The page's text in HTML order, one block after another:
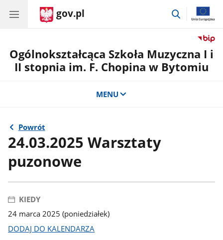
gov.pl
przejdź
Ogólnokształcąca Szkoła Muzyczna I i
II stopnia im. F. Chopina w Bytomiu
MENU
Powrót
24.03.2025 Warsztaty
puzonowe
KIEDY
24 marca 2025 (poniedziałek)
DODAJ DO KALENDARZA